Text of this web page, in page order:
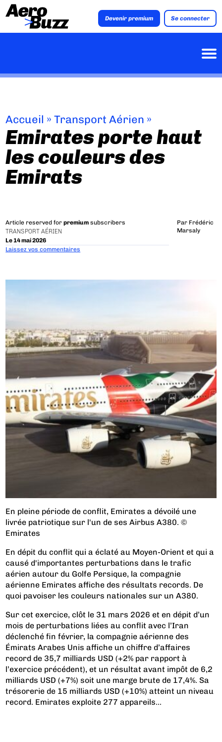
Devenir premium Se connecter
Accueil »Transport Aérien »
Emirates porte haut
les couleurs des
Emirats
Article reserved forpremium subscribers
TRANSPORT AÉRIEN
Le 14 mai 2026
Par Frédéric
Marsaly
Laissez vos commentaires
En pleine période de conflit, Emirates a dévoilé une
livrée patriotique sur l'un de ses Airbus A380. ©
Emirates
En dépit du conflit qui a éclaté au Moyen-Orient et qui a
causé d'importantes perturbations dans le trafic
aérien autour du Golfe Persique, la compagnie
aérienne Emirates affiche des résultats records. De
quoi pavoiser les couleurs nationales sur un A380.
Sur cet exercice, clôt le 31 mars 2026 et en dépit d’un
mois de perturbations liées au conflit avec l’Iran
déclenché fin février, la compagnie aérienne des
Émirats Arabes Unis affiche un chiffre d’affaires
record de 35,7 milliards USD (+2% par rapport à
l’exercice précédent), et un résultat avant impôt de 6,2
milliards USD (+7%) soit une marge brute de 17,4%. Sa
trésorerie de 15 milliards USD (+10%) atteint un niveau
record. Emirates exploite 277 appareils...